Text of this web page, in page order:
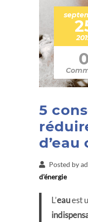
5
d’eau
Posted by
d'énergie
L’eauest